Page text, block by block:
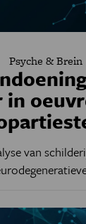
Psyche & Brein
in
van